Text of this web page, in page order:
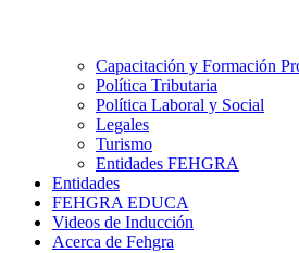
Capacitación y Formación
Política Tributaria
Política Laboral y Social
Legales
Turismo
Entidades FEHGRA
Entidades
FEHGRA EDUCA
Videos de Inducción
Acerca de Fehgra